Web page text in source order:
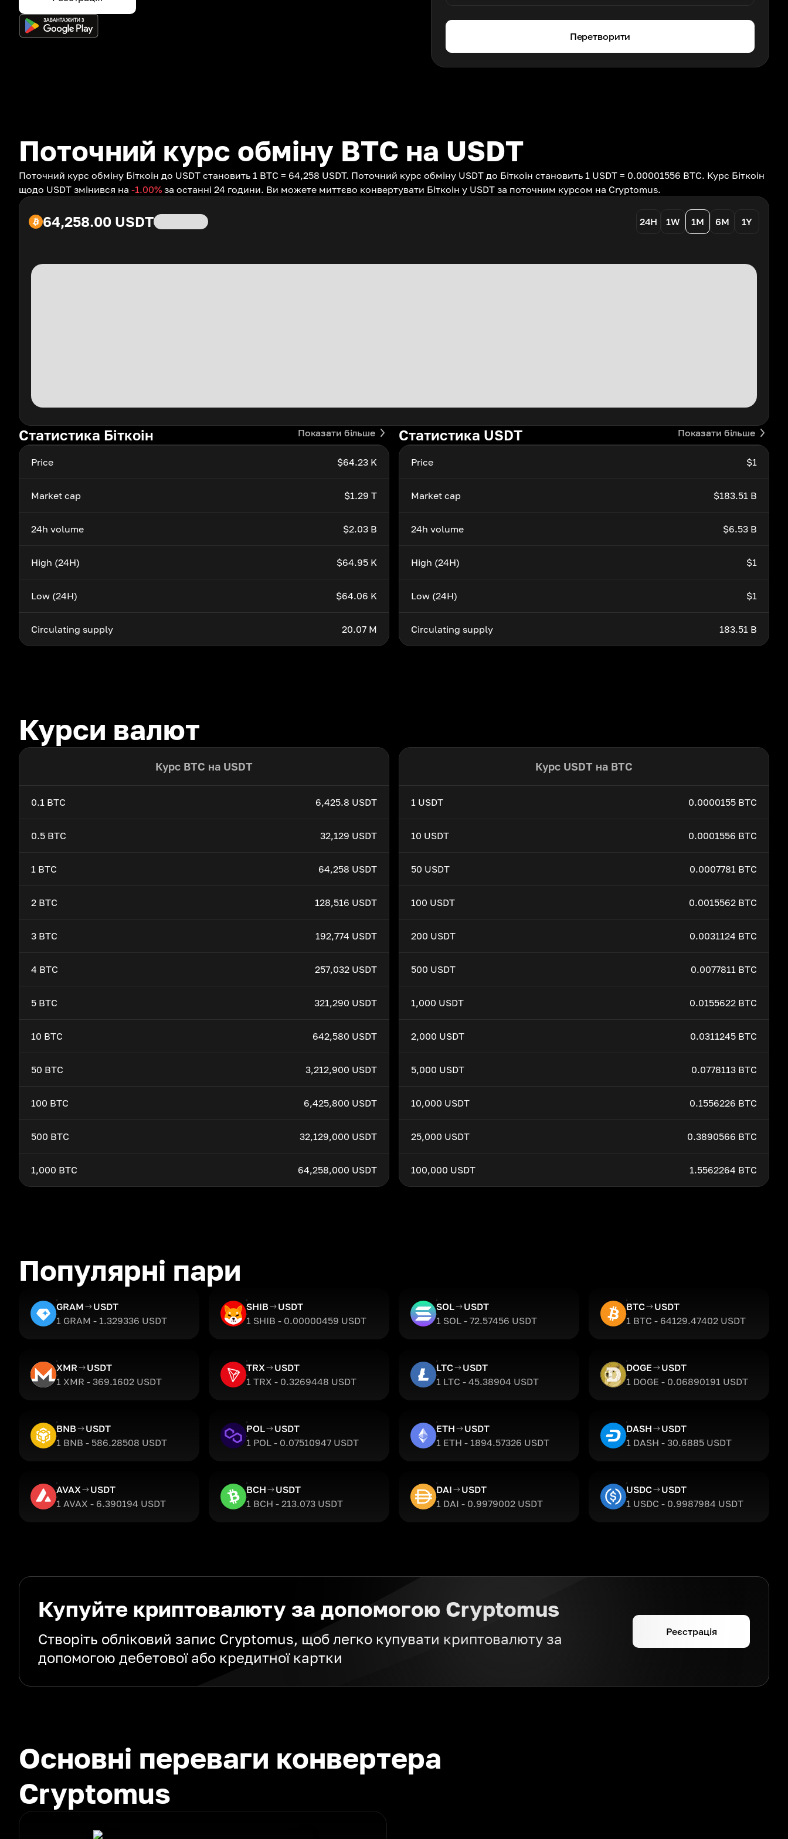
Перетворити
Поточний курс обміну BTC на USDT
Поточний курс обміну Біткоін до USDT становить 1 BTC = 64,258 USDT. Поточний курс обміну USDT до Біткоін становить 1 USDT = 0.00001556 BTC. Курс Біткоін
щодо USDT змінився на -1.00% за останні 24 години. Ви можете миттєво конвертувати Біткоін у USDT за поточним курсом на Cryptomus.
64,258.00 USDT 24H 1W 1M 6M 1Y
Статистика Біткоін Показати більше
Price $64.23 K
Market cap $1.29 T
24h volume $2.03 B
High (24H) $64.95 K
Low (24H) $64.06 K
Circulating supply 20.07 M
Статистика USDT Показати більше
Price $1
Market cap $183.51 B
24h volume $6.53 B
High (24H) $1
Low (24H) $1
Circulating supply 183.51 B
Курси валют
Курс BTC на USDT
0.1 BTC 6,425.8 USDT
0.5 BTC 32,129 USDT
1 BTC 64,258 USDT
2 BTC 128,516 USDT
3 BTC 192,774 USDT
4 BTC 257,032 USDT
5 BTC 321,290 USDT
10 BTC 642,580 USDT
50 BTC 3,212,900 USDT
100 BTC 6,425,800 USDT
500 BTC 32,129,000 USDT
1,000 BTC 64,258,000 USDT
Курс USDT на BTC
1 USDT 0.0000155 BTC
10 USDT 0.0001556 BTC
50 USDT 0.0007781 BTC
100 USDT 0.0015562 BTC
200 USDT 0.0031124 BTC
500 USDT 0.0077811 BTC
1,000 USDT 0.0155622 BTC
2,000 USDT 0.0311245 BTC
5,000 USDT 0.0778113 BTC
10,000 USDT 0.1556226 BTC
25,000 USDT 0.3890566 BTC
100,000 USDT 1.5562264 BTC
Популярні пари
GRAM
USDT
1 GRAM - 1.329336 USDT
SHIB
USDT
1 SHIB - 0.00000459 USDT
SOL
USDT
1 SOL - 72.57456 USDT
BTC
USDT
1 BTC - 64129.47402 USDT
XMR
USDT
1 XMR - 369.1602 USDT
TRX
USDT
1 TRX - 0.3269448 USDT
LTC
USDT
1 LTC - 45.38904 USDT
DOGE
USDT
1 DOGE - 0.06890191 USDT
BNB
USDT
1 BNB - 586.28508 USDT
POL
USDT
1 POL - 0.07510947 USDT
ETH
USDT
1 ETH - 1894.57326 USDT
DASH
USDT
1 DASH - 30.6885 USDT
AVAX
USDT
1 AVAX - 6.390194 USDT
BCH
USDT
1 BCH - 213.073 USDT
DAI
USDT
1 DAI - 0.9979002 USDT
USDC
USDT
1 USDC - 0.9987984 USDT
Купуйте криптовалюту за допомогою Cryptomus
Створіть обліковий запис Cryptomus, щоб легко купувати криптовалюту за
допомогою дебетової або кредитної картки
Реєстрація
Основні переваги конвертера
Cryptomus